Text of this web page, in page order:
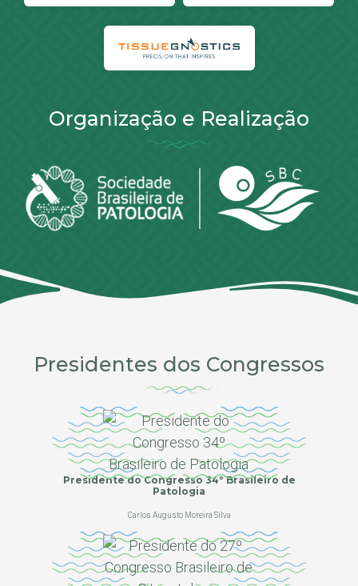
Organização e Realização
Presidentes dos Congressos
Presidente do Congresso 34º Brasileiro de
Patologia
Carlos Augusto Moreira Silva